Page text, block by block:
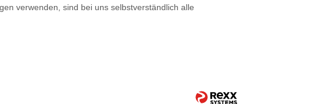
verwenden, sind bei uns selbstverständlich alle